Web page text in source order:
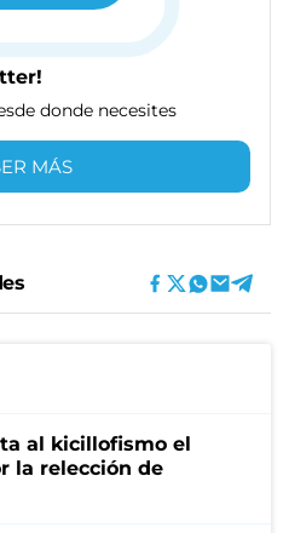
donde necesites
MÁS
al kicillofismo el
la relección de